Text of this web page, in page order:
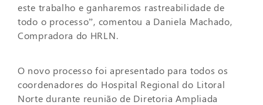
este trabalho e ganharemos rastreabilidade de
todo o processo”, comentou a Daniela Machado,
Compradora do HRLN.
O novo processo foi apresentado para todos os
coordenadores do Hospital Regional do Litoral
Norte durante reunião de Diretoria Ampliada